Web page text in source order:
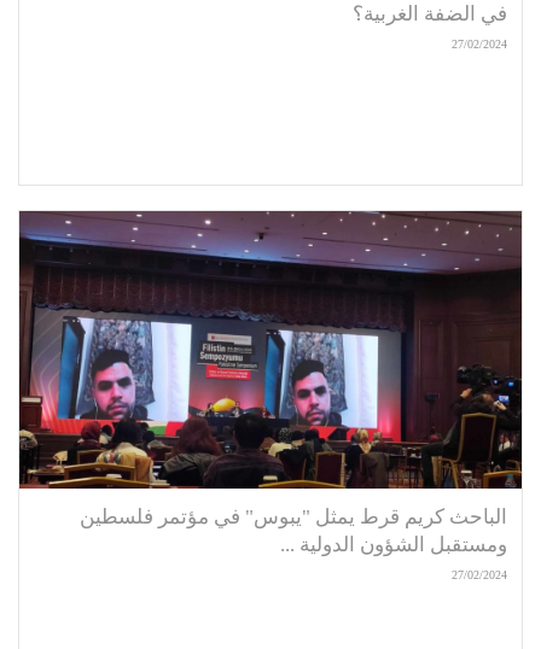
في الضفة الغربية؟
27/02/2024
الباحث كريم قرط يمثل "يبوس" في مؤتمر فلسطين
ومستقبل الشؤون الدولية ...
27/02/2024